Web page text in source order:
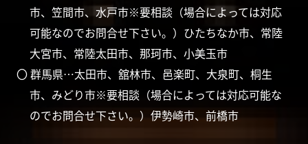
市、笠間市、水戸市※要相談（場合によっては対応
可能なのでお問合せ下さい。）ひたちなか市、常陸
大宮市、常陸太田市、那珂市、小美玉市
〇 群馬県…太田市、舘林市、邑楽町、大泉町、桐生
市、みどり市※要相談（場合によっては対応可能な
のでお問合せ下さい。）伊勢崎市、前橋市